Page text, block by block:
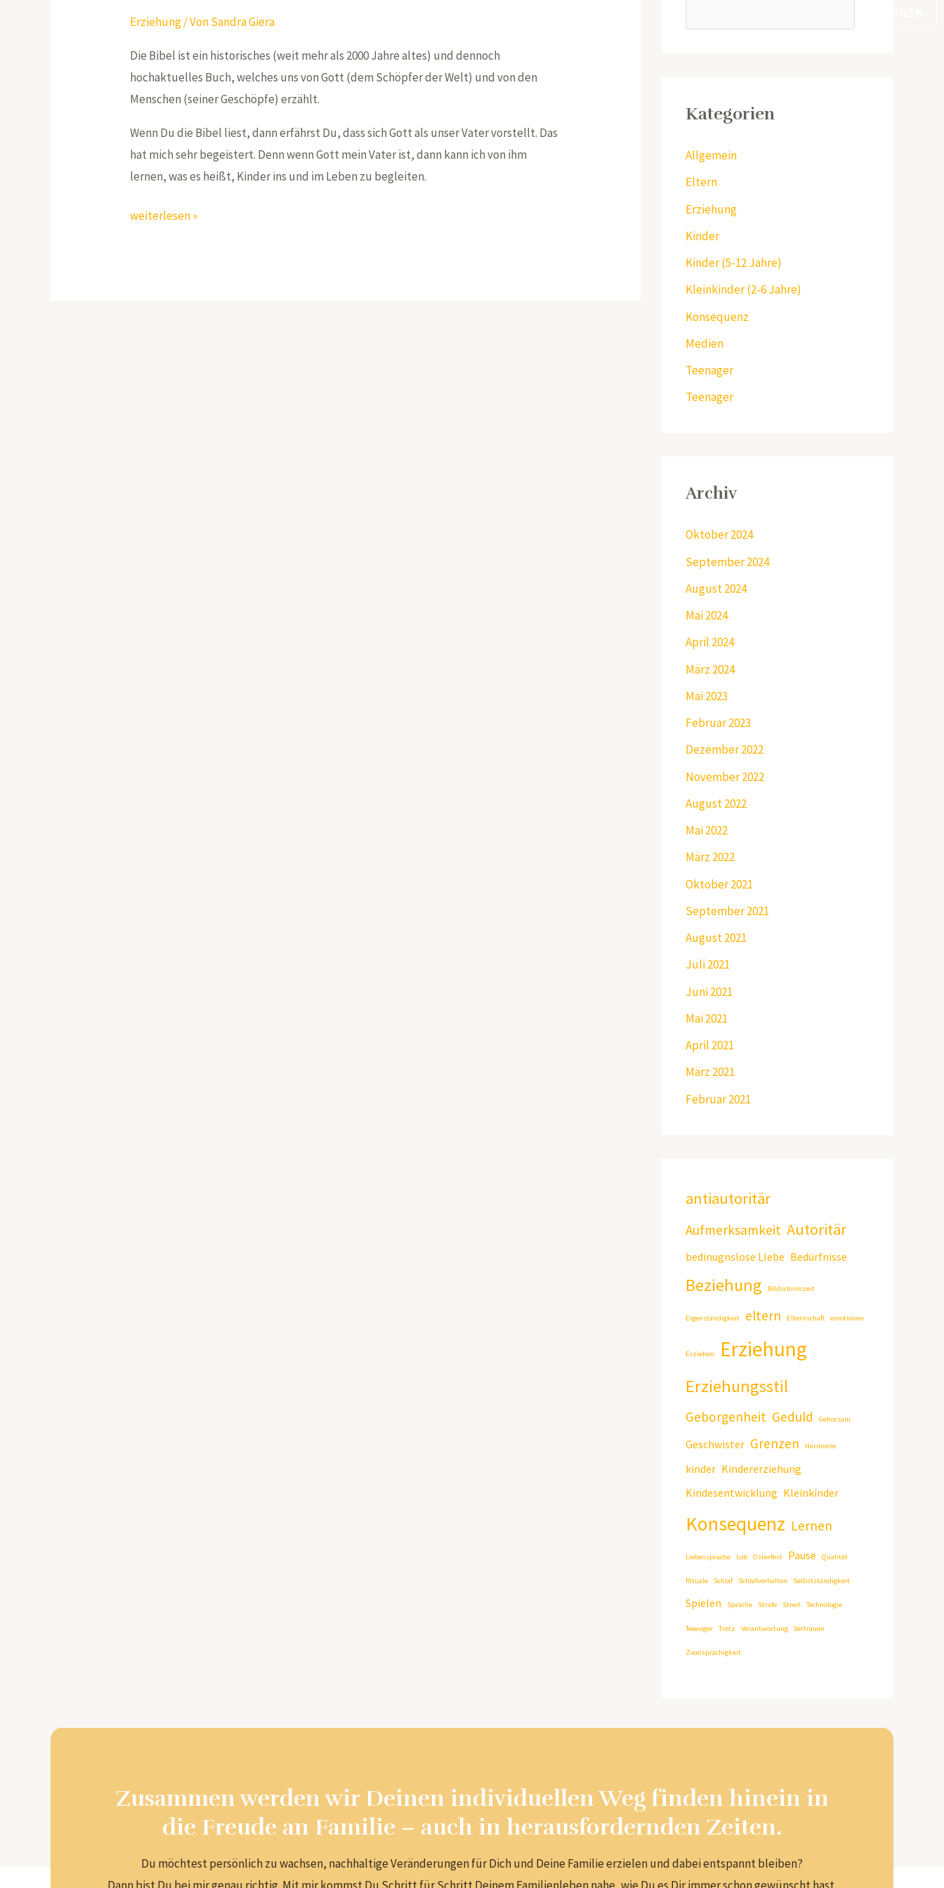
Erziehung/ VonSandra Giera
Die Bibel ist ein historisches (weit mehr als 2000 Jahre altes) und dennoch
hochaktuelles Buch, welches uns von Gott (dem Schöpfer der Welt) und von den
Menschen (seiner Geschöpfe) erzählt.
Wenn Du die Bibel liest, dann erfährst Du, dass sich Gott als unser Vater vorstellt. Das
hat mich sehr begeistert. Denn wenn Gott mein Vater ist, dann kann ich von ihm
lernen, was es heißt, Kinder ins und im Leben zu begleiten.
weiterlesen »
Kategorien
Allgemein
Eltern
Erziehung
Kinder
Kinder (5-12 Jahre)
Kleinkinder (2-6 Jahre)
Konsequenz
Medien
Teenager
Teenager
Archiv
Oktober 2024
September 2024
August 2024
Mai 2024
April 2024
März 2024
Mai 2023
Februar 2023
Dezember 2022
November 2022
August 2022
Mai 2022
März 2022
Oktober 2021
September 2021
August 2021
Juli 2021
Juni 2021
Mai 2021
April 2021
März 2021
Februar 2021
antiautoritär
Aufmerksamkeit Autoritär
bedinugnslose LIebe Bedürfnisse
Beziehung Bildschirmzeit
Eigenständigkeit eltern Elternschaft emotionen
Erziehen Erziehung
Erziehungsstil
Geborgenheit Geduld Gehorsam
Geschwister Grenzen Harmonie
kinder Kindererziehung
Kindesentwicklung Kleinkinder
Konsequenz Lernen
Liebessprache Lob Osterfest Pause Qualität
Rituale Schlaf Schlafverhalten Selbstständigkeit
Spielen Sprache Strafe Streit Technologie
Teeanger Trotz Verantwortung Vertrauen
Zweisprachigkeit
Zusammen werden wir Deinen individuellen Weg finden hinein in
die Freude an Familie – auch in herausfordernden Zeiten.
Du möchtest persönlich zu wachsen, nachhaltige Veränderungen für Dich und Deine Familie erzielen und dabei entspannt bleiben?